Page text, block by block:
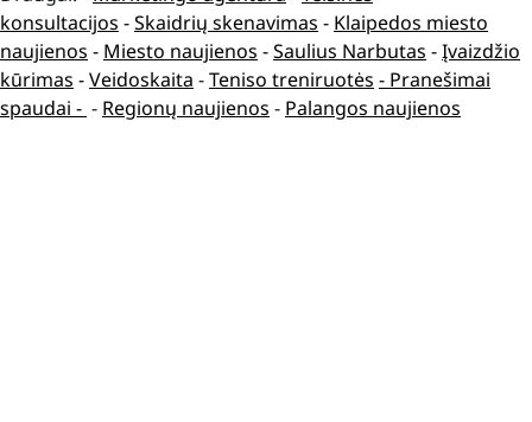
konsultacijos -Skaidrių skenavimas - Klaipedos miesto
naujienos - Miesto naujienos -Saulius Narbutas -Įvaizdžio
kūrimas -Veidoskaita -Teniso treniruotės - Pranešimai
spaudai - - Regionų naujienos - Palangos naujienos